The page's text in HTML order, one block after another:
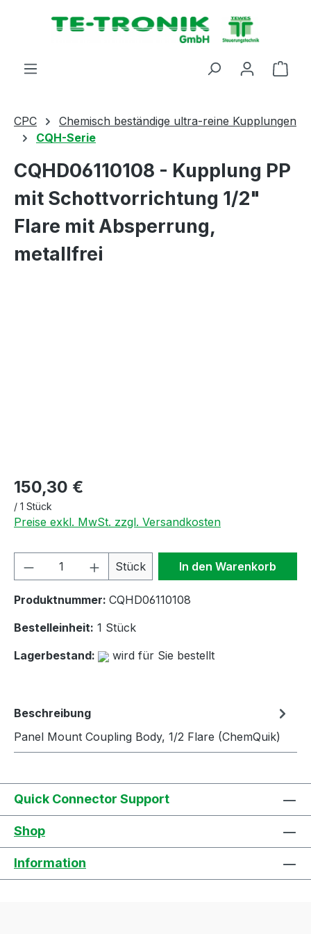
springen
CPC
Chemisch beständige ultra-reine Kupplungen
CQH-Serie
CQHD06110108 - Kupplung PP
mit Schottvorrichtung 1/2"
Flare mit Absperrung,
metallfrei
150,30 €
/ 1 Stück
Preise exkl. MwSt. zzgl. Versandkosten
Produkt Anzahl: Gib den
Stück In den Warenkorb
Produktnummer: CQHD06110108
Bestelleinheit: 1 Stück
Lagerbestand:
wird für Sie bestellt
Beschreibung
Panel Mount Coupling Body, 1/2 Flare (ChemQuik)
Quick Connector Support
Shop
Information